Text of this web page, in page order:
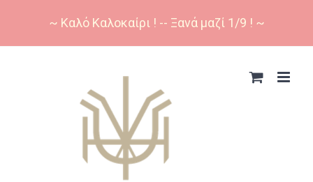
~ Καλό Καλοκαίρι ! -- Ξανά μαζί 1/9 ! ~